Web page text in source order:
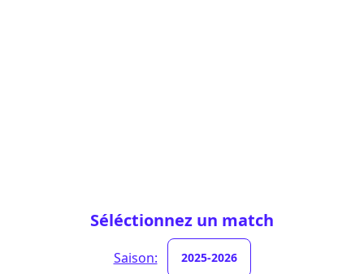
Séléctionnez un match
Saison: 2025-2026